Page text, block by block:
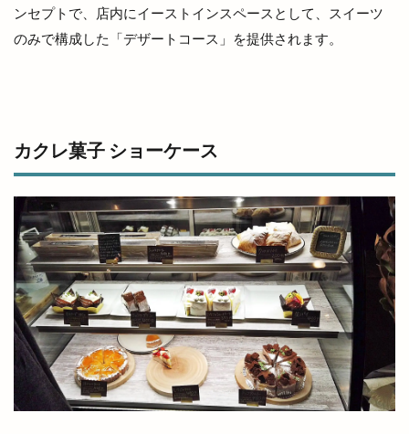
斐伊川 斐伊川河川敷
斐川
斐川そばまつり
斐川だんだんよさこい祭
斐川町商工まつり
斐川町富村
斐川西店
料金 新オープン
新幹線
新幹線ラーメン
新庁舎
新店舗
新茶まつり
新規オープン 旅館
日テレ
日御碕
日御碕で過ごす特別な休日
日御碕灯台
日曜劇場
日替り弁当
日本グランプリシリーズ
日本ラーメン科学研究所
日本女子ソフトボール１部リーグ
日本海テレビ
ンセプトで、店内にイーストインスペースとして、スイーツ
のみで構成した「デザートコース」を提供されます。
カクレ菓子 ショーケース